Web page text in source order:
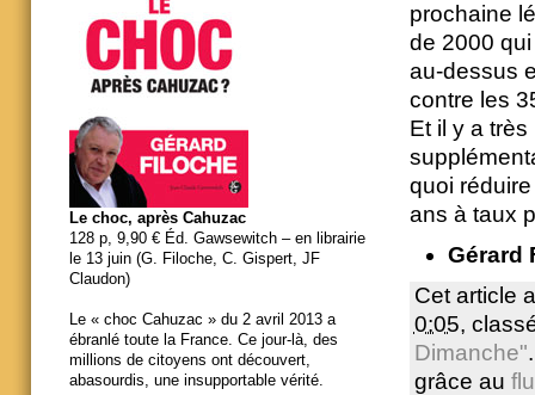
prochaine
de 2000
au-dessus
contre les
Et il y a
quoi
ans à taux
Gérard
Cet article
0:05,
Dimanche"
grâce au
Le choc, après Cahuzac
128 p, 9,90 € Éd. Gawsewitch – en librairie
le 13 juin (G. Filoche, C. Gispert, JF
Claudon)
Le « choc Cahuzac » du 2 avril 2013 a
ébranlé toute la France. Ce jour-là, des
millions de citoyens ont découvert,
abasourdis, une insupportable vérité.